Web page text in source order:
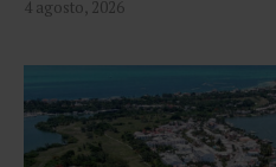
4 agosto, 2026